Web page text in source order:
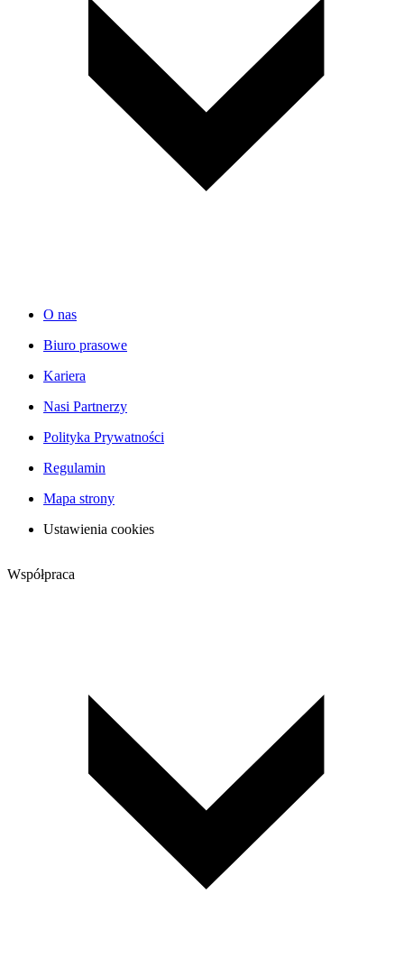
O nas
Biuro prasowe
Kariera
Nasi Partnerzy
Polityka Prywatności
Regulamin
Mapa strony
Ustawienia cookies
Współpraca